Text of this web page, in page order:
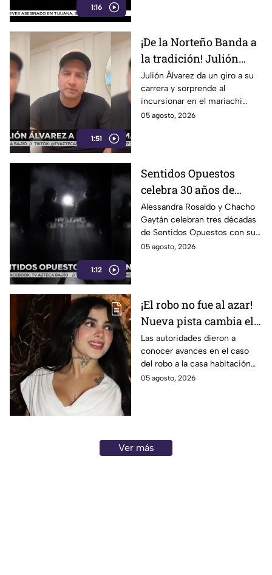
1:16
1:51
¡De la Norteño Banda a
la tradición! Julión
Álvarez sorprende al
cantar mariachi
Julión Álvarez da un giro a su
carrera y sorprende al
incursionar en el mariachi
tradicional con temas
05 agosto, 2026
1:12
Sentidos Opuestos
celebra 30 años de
música con show en
Auditorio Nacional
Alessandra Rosaldo y Chacho
Gaytán celebran tres décadas
de Sentidos Opuestos con su
gira y show en el Auditorio
05 agosto, 2026
¡El robo no fue al azar!
Nueva pista cambia el
caso de Karely Ruiz;
hay un detenido
Las autoridades dieron a
conocer avances en el caso
del robo a la casa habitación
de la influencer.
05 agosto, 2026
Ver más